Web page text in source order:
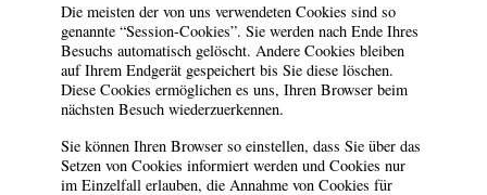
Die meisten der von uns verwendeten Cookies sind so
genannte “Session-Cookies”. Sie werden nach Ende Ihres
Besuchs automatisch gelöscht. Andere Cookies bleiben
auf Ihrem Endgerät gespeichert bis Sie diese löschen.
Diese Cookies ermöglichen es uns, Ihren Browser beim
nächsten Besuch wiederzuerkennen.
Sie können Ihren Browser so einstellen, dass Sie über das
Setzen von Cookies informiert werden und Cookies nur
im Einzelfall erlauben, die Annahme von Cookies für